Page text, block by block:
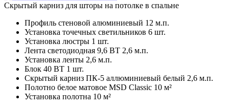
Скрытый карниз для шторы на потолке в спальне
Профиль стеновой алюминиевый 12 м.п.
Установка точечных светильников 6 шт.
Установка люстры 1 шт.
Лента светодиодная 9,6 ВТ 2,6 м.п.
Установка ленты 2,6 м.п.
Блок 40 ВТ 1 шт.
Скрытый карниз ПК-5 аллюминиевый белый 2,6 м.п.
Полотно белое матовое MSD Classic 10 м²
Установка полотна 10 м²